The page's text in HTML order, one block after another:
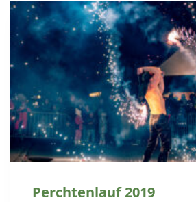
Perchtenlauf 2019